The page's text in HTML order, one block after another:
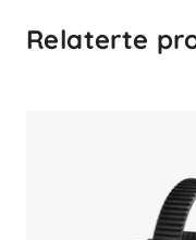
ved
Relaterte